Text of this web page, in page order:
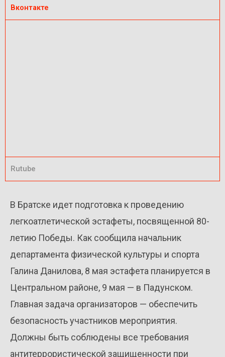
Вконтакте
Rutube
В Братске идет подготовка к проведению
легкоатлетической эстафеты, посвященной 80-
летию Победы. Как сообщила начальник
департамента физической культуры и спорта
Галина Данилова, 8 мая эстафета планируется в
Центральном районе, 9 мая — в Падунском.
Главная задача организаторов — обеспечить
безопасность участников мероприятия.
Должны быть соблюдены все требования
антитеррористической защищенности при